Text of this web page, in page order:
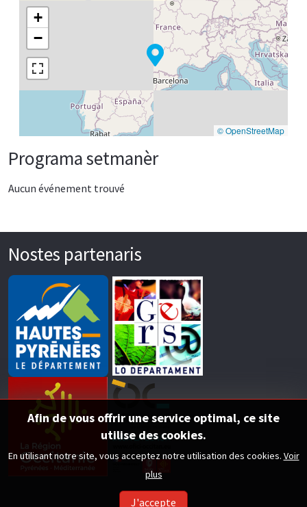
+
−
© OpenStreetMap
Programa setmanèr
Aucun événement trouvé
Nostes partenaris
Afin de vous offrir une service optimal, ce site
utilise des cookies.
En utilisant notre site, vous acceptez notre utilisation des cookies. Voir
plus
J'accepte